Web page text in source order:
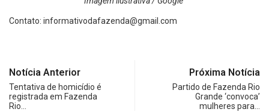
Contato: informativodafazenda@gmail.com
Notícia Anterior
Tentativa de homicídio é
registrada em Fazenda
Rio…
Próxima Notícia
Partido de Fazenda Rio
Grande ‘convoca’
mulheres para…